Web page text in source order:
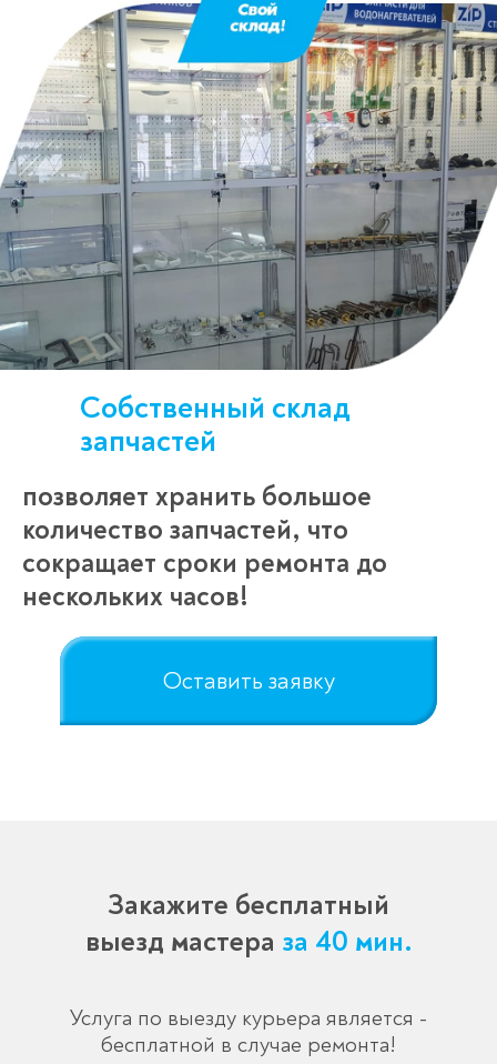
Собственный склад
запчастей
позволяет хранить большое
количество запчастей, что
сокращает сроки ремонта до
нескольких часов!
Оставить заявку
Закажите бесплатный
выезд мастера за 40 мин.
Услуга по выезду курьера является -
бесплатной в случае ремонта!